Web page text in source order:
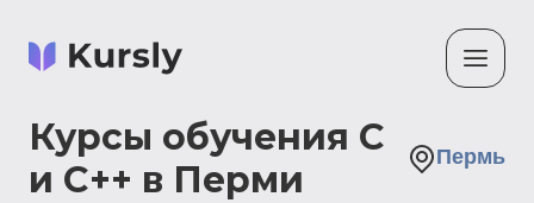
Курсы обучения С
и C++ в Перми
Пермь